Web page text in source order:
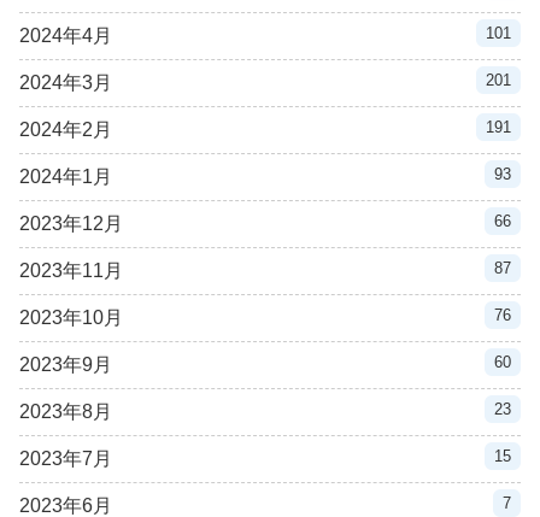
2024年4月 101
2024年3月 201
2024年2月 191
2024年1月 93
2023年12月 66
2023年11月 87
2023年10月 76
2023年9月 60
2023年8月 23
2023年7月 15
2023年6月 7